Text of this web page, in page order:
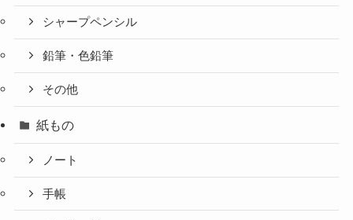
シャープペンシル
鉛筆・色鉛筆
その他
紙もの
ノート
手帳